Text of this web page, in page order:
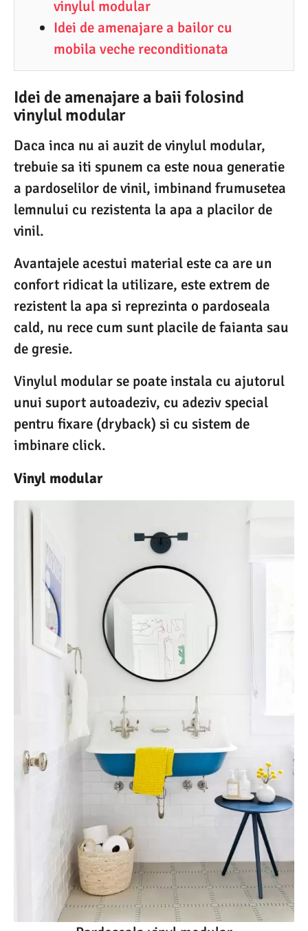
vinylul modular
Idei de amenajare a bailor cu
mobila veche reconditionata
Idei de amenajare a baii folosind
vinylul modular
Daca inca nu ai auzit de vinylul modular,
trebuie sa iti spunem ca este noua generatie
a pardoselilor de vinil, imbinand frumusetea
lemnului cu rezistenta la apa a placilor de
vinil.
Avantajele acestui material este ca are un
confort ridicat la utilizare, este extrem de
rezistent la apa si reprezinta o pardoseala
cald, nu rece cum sunt placile de faianta sau
de gresie.
Vinylul modular se poate instala cu ajutorul
unui suport autoadeziv, cu adeziv special
pentru fixare (dryback) si cu sistem de
imbinare click.
Vinyl modular